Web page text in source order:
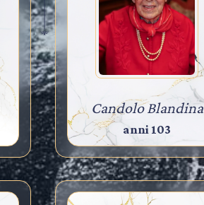
Candolo Blandina
anni 103